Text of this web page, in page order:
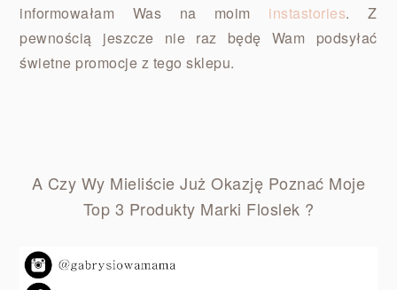
informowałam Was na moim instastories. Z
pewnością jeszcze nie raz będę Wam podsyłać
świetne promocje z tego sklepu.
A Czy Wy Mieliście Już Okazję Poznać Moje
Top 3 Produkty Marki Floslek ?